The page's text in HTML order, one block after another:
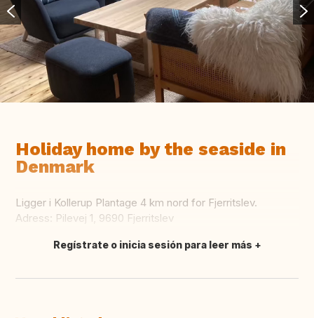
Holiday home by the seaside in
Denmark
Ligger i Kollerup Plantage 4 km nord for Fjerritslev.
Adress: Pilevej 1, 9690 Fjerritslev
Traducir
Regístrate o inicia sesión para leer más